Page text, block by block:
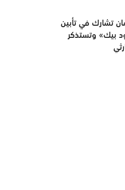
تشارك في تأبين
بيك» وتستذكر